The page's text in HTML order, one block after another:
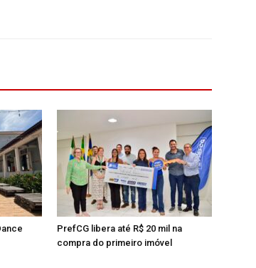
PrefCG libera até R$ 20 mil na
compra do primeiro imóvel